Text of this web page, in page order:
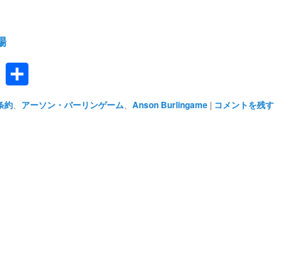
WhatsApp
有
約 アーソン・バーリンゲーム Anson Burlingame | コメントを残す